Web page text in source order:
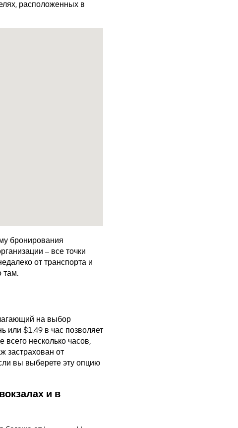
расположенных в
бронирования
– все точки
от транспорта и
там.
на выбор
или $1.49 в час позволяет
несколько часов,
застрахован от
вы выберете эту опцию
и в